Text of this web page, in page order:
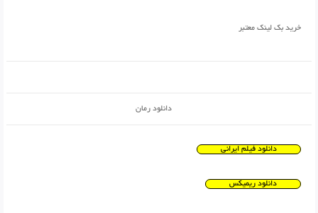
خرید بک لینک معتبر
دانلود رمان
دانلود فیلم ایرانی
دانلود ریمیکس